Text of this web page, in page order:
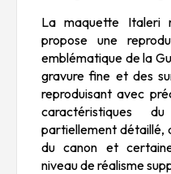
La maquette Italeri
propose une
emblématique de la
gravure fine et des
reproduisant avec
caractéristiques
partiellement détaillé,
du canon et
niveau de réalisme